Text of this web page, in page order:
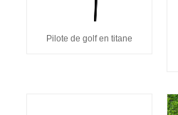
Pilote de golf en titane